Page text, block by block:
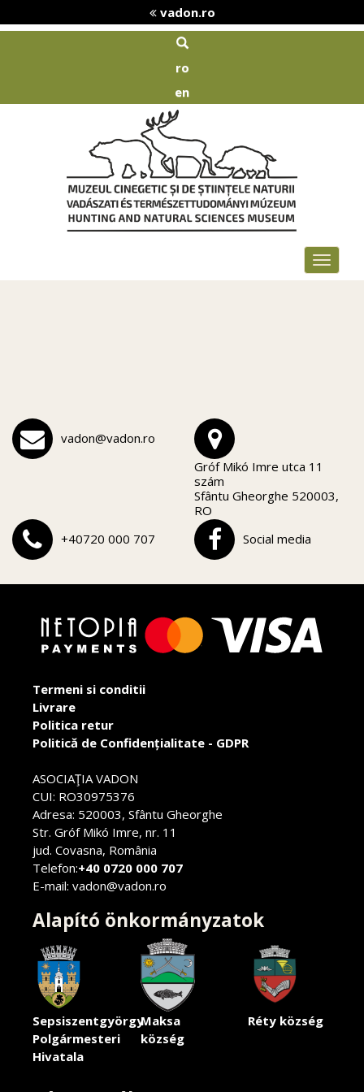
vadon.ro
ro
en
Toggle
vadon@vadon.ro
Gróf Mikó Imre utca 11
szám
Sfântu Gheorghe 520003,
RO
+40720 000 707
Social media
Termeni si conditii
Livrare
Politica retur
Politică de Confidențialitate - GDPR
ASOCIAŢIA VADON
CUI: RO30975376
Adresa: 520003, Sfântu Gheorghe
Str. Gróf Mikó Imre, nr. 11
jud. Covasna, România
Telefon:+40 0720 000 707
E-mail: vadon@vadon.ro
Alapító önkormányzatok
Sepsiszentgyörgy
Polgármesteri
Hivatala
Maksa
község
Réty község